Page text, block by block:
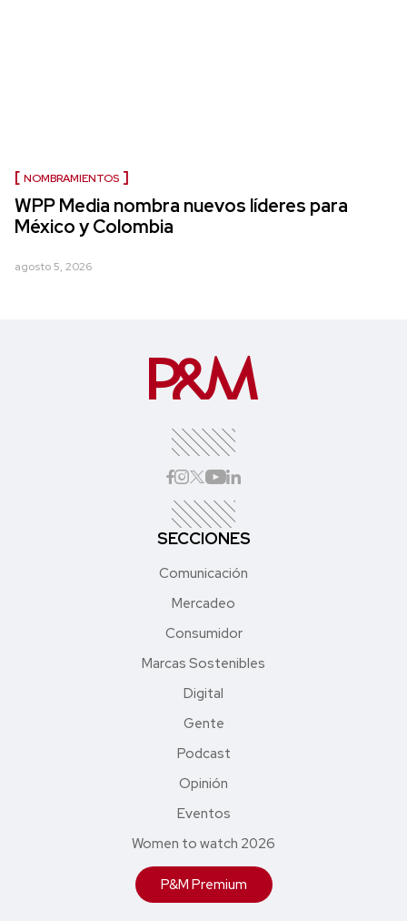
NOMBRAMIENTOS
WPP Media nombra nuevos líderes para
México y Colombia
agosto 5, 2026
SECCIONES
Comunicación
Mercadeo
Consumidor
Marcas Sostenibles
Digital
Gente
Podcast
Opinión
Eventos
Women to watch 2026
P&M Premium